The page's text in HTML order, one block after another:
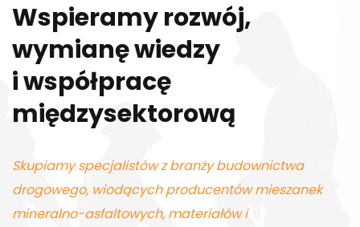
Wspieramy rozwój,
wymianę wiedzy
i współpracę
międzysektorową
Skupiamy specjalistów z branży budownictwa
drogowego, wiodących producentów mieszanek
mineralno-asfaltowych, materiałów i